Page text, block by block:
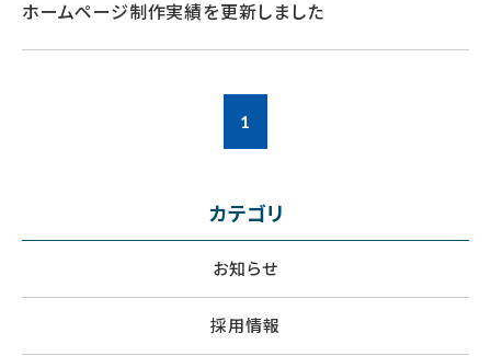
ホームページ制作実績を更新しました
1
カテゴリ
お知らせ
採用情報